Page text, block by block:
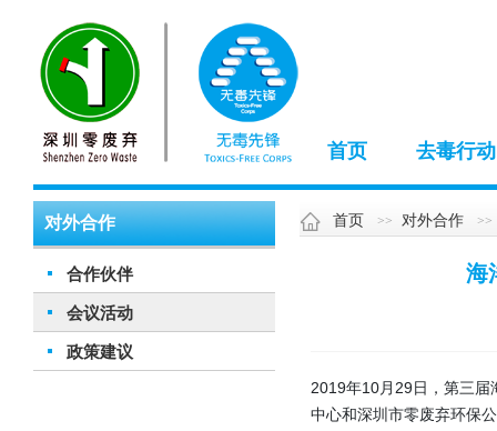
首页 去毒行动
对外合作
合作伙伴
会议活动
政策建议
首页 对外合作
海
2019年10月29日，第三届
中心和深圳市零废弃环保